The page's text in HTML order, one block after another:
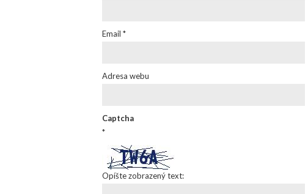
Email *
Adresa webu
Captcha
*
Opíšte zobrazený text: